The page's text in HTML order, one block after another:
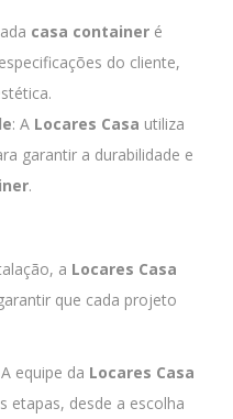
casa container é
do cliente,
: A Locares Casa utiliza
garantir a durabilidade e
.
a Locares Casa
que cada projeto
equipe da Locares Casa
etapas, desde a escolha